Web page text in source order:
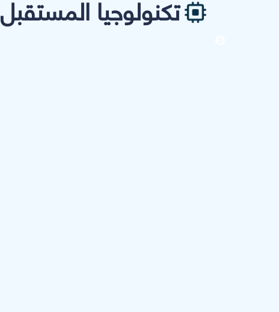
تكنولوجيا المستقبل